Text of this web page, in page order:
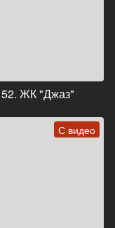
52. ЖК "Джаз"
С видео